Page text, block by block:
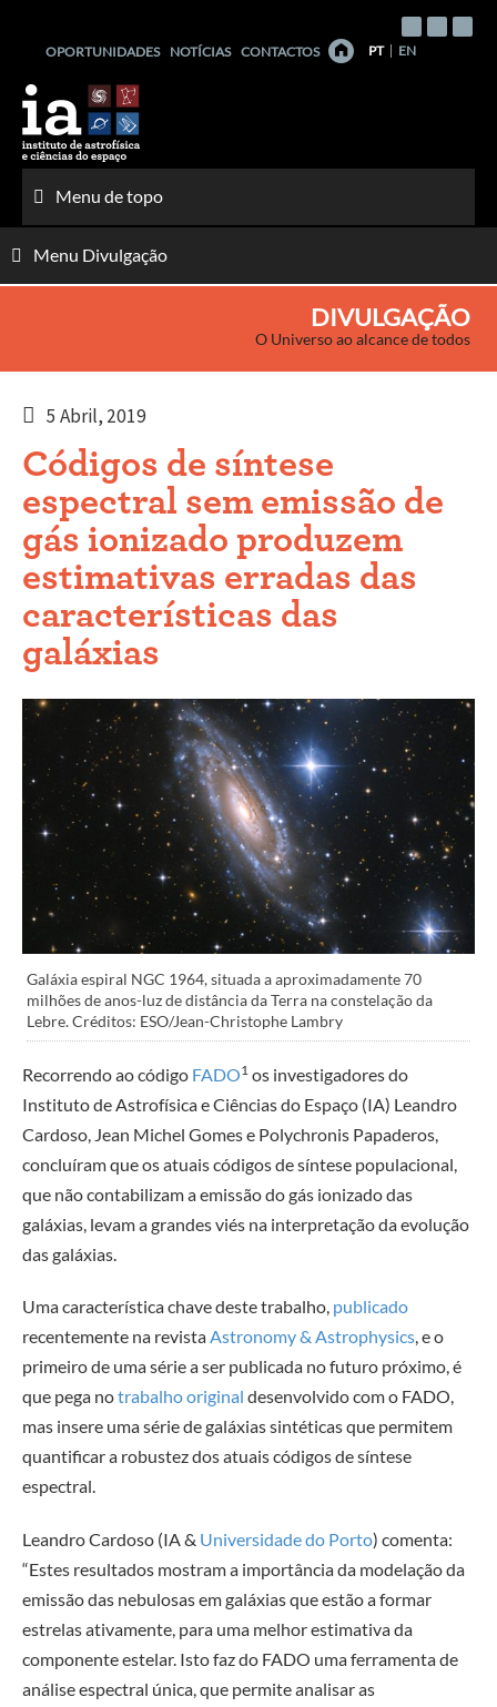
conteúdo
OPORTUNIDADES NOTÍCIAS CONTACTOS PT EN
Menu de topo
Menu Divulgação
DIVULGAÇÃO
O Universo ao alcance de todos
5 Abril, 2019
Códigos de síntese
espectral sem emissão de
gás ionizado produzem
estimativas erradas das
características das
galáxias
Galáxia espiral NGC 1964, situada a aproximadamente 70
milhões de anos-luz de distância da Terra na constelação da
Lebre. Créditos: ESO/Jean-Christophe Lambry
Recorrendo ao código FADO1 os investigadores do
Instituto de Astrofísica e Ciências do Espaço (IA) Leandro
Cardoso, Jean Michel Gomes e Polychronis Papaderos,
concluíram que os atuais códigos de síntese populacional,
que não contabilizam a emissão do gás ionizado das
galáxias, levam a grandes viés na interpretação da evolução
das galáxias.
Uma característica chave deste trabalho, publicado
recentemente na revistaAstronomy & Astrophysics, e o
primeiro de uma série a ser publicada no futuro próximo, é
que pega notrabalho original desenvolvido com o FADO,
mas insere uma série de galáxias sintéticas que permitem
quantificar a robustez dos atuais códigos de síntese
espectral.
Leandro Cardoso (IA & Universidade do Porto) comenta:
“Estes resultados mostram a importância da modelação da
emissão das nebulosas em galáxias que estão a formar
estrelas ativamente, para uma melhor estimativa da
componente estelar. Isto faz do FADO uma ferramenta de
análise espectral única, que permite analisar as